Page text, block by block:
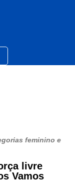
feminino e
livre
Vamos